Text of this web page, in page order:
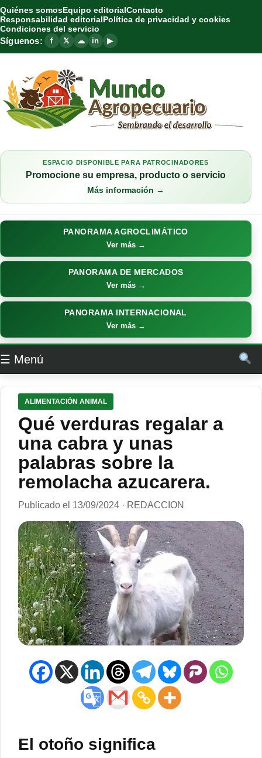
Quiénes somosEquipo editorialContacto
Responsabilidad editorialPolítica de privacidad y cookies
Condiciones del servicio
Síguenos: f 𝕏 ☁ in ▶
ESPACIO DISPONIBLE PARA PATROCINADORES
Promocione su empresa, producto o servicio
Más información →
PANORAMA AGROCLIMÁTICO
Ver más →
PANORAMA DE MERCADOS
Ver más →
PANORAMA INTERNACIONAL
Ver más →
☰ Menú
ALIMENTACIÓN ANIMAL
Qué verduras regalar a
una cabra y unas
palabras sobre la
remolacha azucarera.
Publicado el 13/09/2024 · REDACCION
El otoño significa